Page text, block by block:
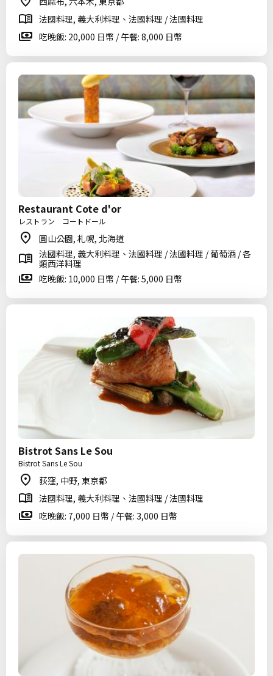
法國料理, 義大利料理、法國料理 / 法國料理
吃晚飯: 20,000 日幣 / 午餐: 8,000 日幣
Restaurant Cote d'or
レストラン コートドール
圓山公園, 札幌, 北海道
法國料理, 義大利料理、法國料理 / 法國料理 / 葡萄酒 / 各
類西洋料理
吃晚飯: 10,000 日幣 / 午餐: 5,000 日幣
Bistrot Sans Le Sou
Bistrot Sans Le Sou
荻窪, 中野, 東京都
法國料理, 義大利料理、法國料理 / 法國料理
吃晚飯: 7,000 日幣 / 午餐: 3,000 日幣